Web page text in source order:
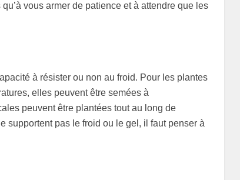
vous armer de patience et à attendre que les
à résister ou non au froid. Pour les plantes
elles peuvent être semées à
peuvent être plantées tout au long de
supportent pas le froid ou le gel, il faut penser à